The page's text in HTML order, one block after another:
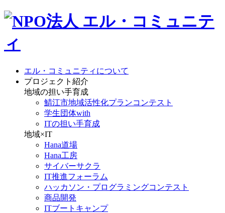
エル・コミュニティについて
プロジェクト紹介
地域の担い手育成
鯖江市地域活性化プランコンテスト
学生団体with
ITの担い手育成
地域×IT
Hana道場
Hana工房
サイバーサクラ
IT推進フォーラム
ハッカソン・プログラミングコンテスト
商品開発
ITブートキャンプ